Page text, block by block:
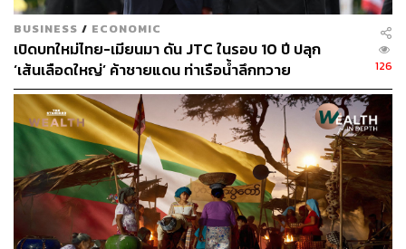
BUSINESS / ECONOMIC
เปิดบทใหม่ไทย-เมียนมา ดัน JTC ในรอบ 10 ปี ปลุก
‘เส้นเลือดใหญ่’ ค้าชายแดน ท่าเรือน้ำลึกทวาย
126